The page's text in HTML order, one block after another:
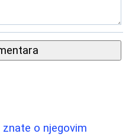
o njegovim